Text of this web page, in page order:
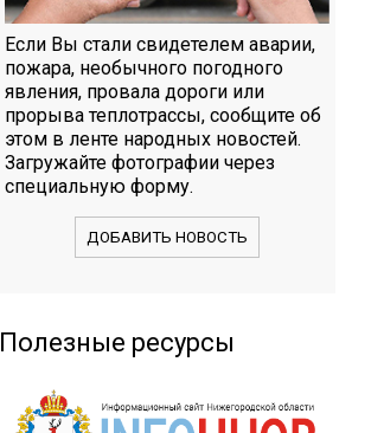
Если Вы стали свидетелем аварии,
пожара, необычного погодного
явления, провала дороги или
прорыва теплотрассы, сообщите об
этом в ленте народных новостей.
Загружайте фотографии через
специальную форму.
ДОБАВИТЬ НОВОСТЬ
Полезные ресурсы